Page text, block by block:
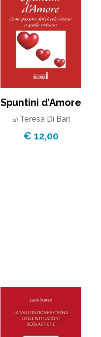
Spuntini d’Amore
di Teresa Di Bari
€ 12,00